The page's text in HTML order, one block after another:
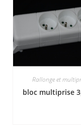
Rallonge et
bloc multiprise